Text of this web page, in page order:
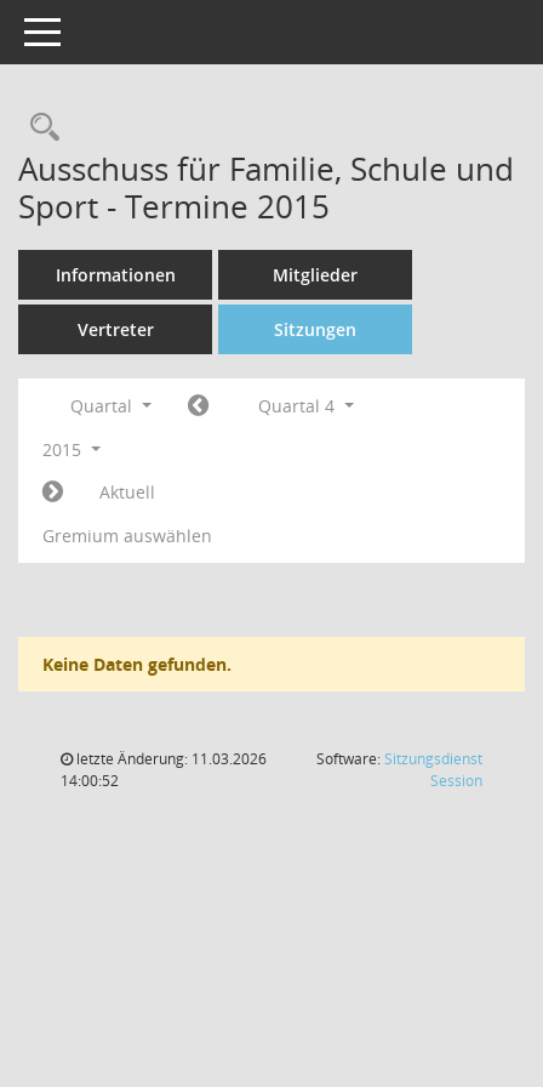
Toggle navigation
Rechercheauswahl
Ausschuss für Familie, Schule und
Sport - Termine 2015
Informationen Mitglieder
Vertreter Sitzungen
Quartal
Quartal 4
2015
Aktuell
Gremium auswählen
Keine Daten gefunden.
letzte Änderung: 11.03.2026
14:00:52
Software:Sitzungsdienst
Session(Wird in